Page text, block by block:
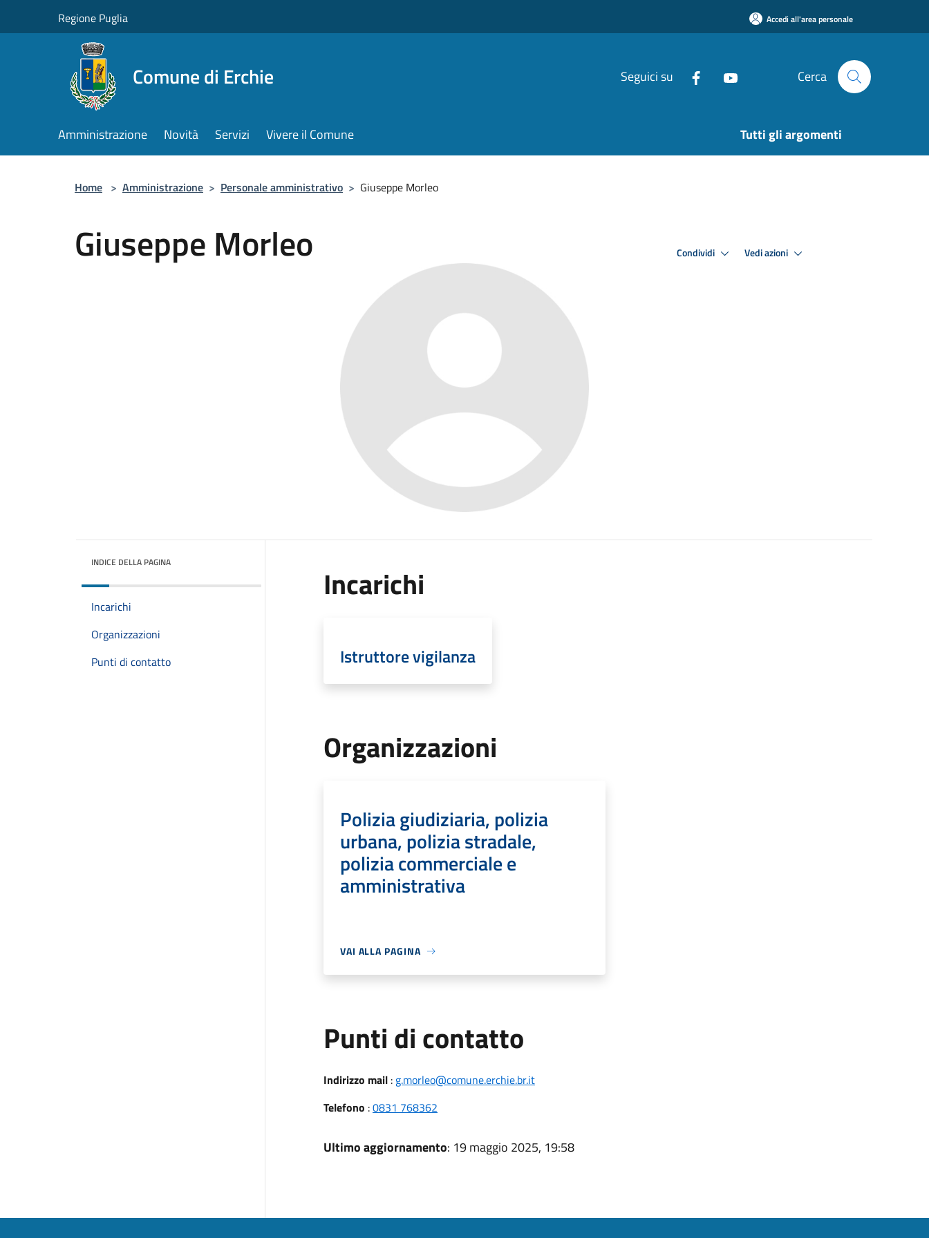
Regione Puglia Accedi all'area personale
Comune di Erchie Seguici su Cerca
Amministrazione Novità Servizi Vivere il Comune Tutti gli argomenti
Home > Amministrazione > Personale amministrativo > Giuseppe Morleo
Giuseppe Morleo Condividi Vedi azioni
INDICE DELLA PAGINA
Incarichi
Organizzazioni
Punti di contatto
Incarichi
Istruttore vigilanza
Organizzazioni
Polizia giudiziaria, polizia
urbana, polizia stradale,
polizia commerciale e
amministrativa
VAI ALLA PAGINA
Punti di contatto
Indirizzo mail: g.morleo@comune.erchie.br.it
Telefono :0831 768362
Ultimo aggiornamento: 19 maggio 2025, 19:58